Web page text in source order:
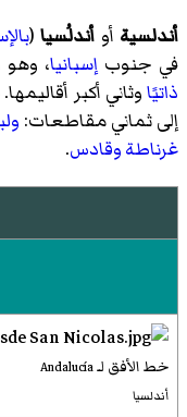
أندلسية أو أندلُسيا(
في جنوب إسبانيا،
ذاتيًاوثاني أكبر
إلى ثماني مقاطعات:
غرناطةوقادس.
خط الأفق لـAndalucía
أندلسيا